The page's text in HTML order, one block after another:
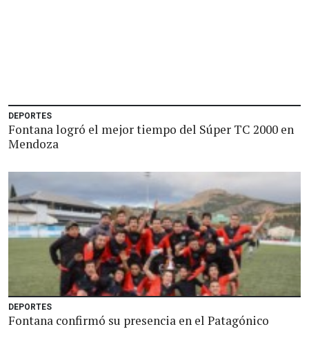
DEPORTES
Fontana logró el mejor tiempo del Súper TC 2000 en
Mendoza
DEPORTES
Fontana confirmó su presencia en el Patagónico